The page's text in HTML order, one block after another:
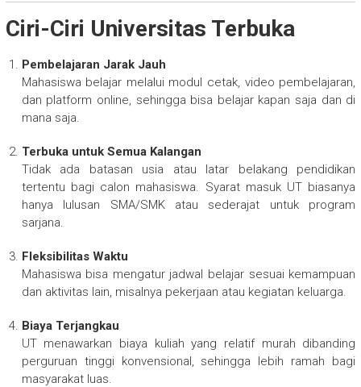
Ciri-Ciri Universitas Terbuka
Pembelajaran Jarak Jauh
Mahasiswa belajar melalui modul cetak, video pembelajaran,
dan platform online, sehingga bisa belajar kapan saja dan di
mana saja.
Terbuka untuk Semua Kalangan
Tidak ada batasan usia atau latar belakang pendidikan
tertentu bagi calon mahasiswa. Syarat masuk UT biasanya
hanya lulusan SMA/SMK atau sederajat untuk program
sarjana.
Fleksibilitas Waktu
Mahasiswa bisa mengatur jadwal belajar sesuai kemampuan
dan aktivitas lain, misalnya pekerjaan atau kegiatan keluarga.
Biaya Terjangkau
UT menawarkan biaya kuliah yang relatif murah dibanding
perguruan tinggi konvensional, sehingga lebih ramah bagi
masyarakat luas.